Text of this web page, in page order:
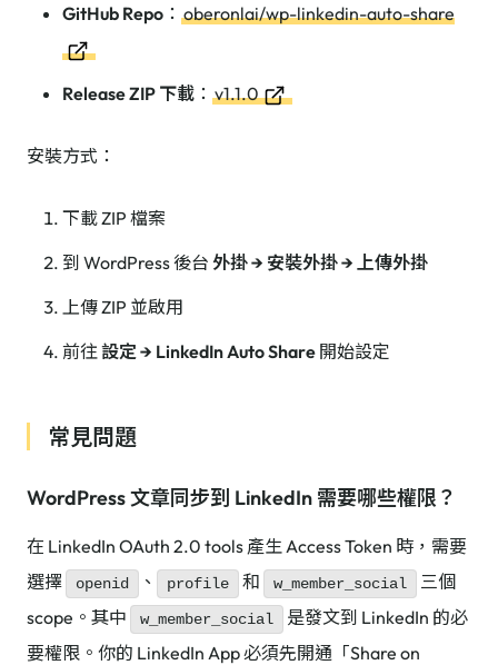
GitHub Repo ： oberonlai/wp-linkedin-auto-share
Release ZIP 下載 ： v1.1.0
安裝方式：
下載 ZIP 檔案
到 WordPress 後台 外掛 → 安裝外掛 → 上傳外掛
上傳 ZIP 並啟用
前往 設定 → LinkedIn Auto Share 開始設定
常見問題
WordPress 文章同步到 LinkedIn 需要哪些權限？
在 LinkedIn OAuth 2.0 tools 產生 Access Token 時，需要
選擇
openid 、 profile 和 w_member_social
三個
scope。其中
w_member_social
是發文到 LinkedIn 的必
要權限。你的 LinkedIn App 必須先開通「Share on